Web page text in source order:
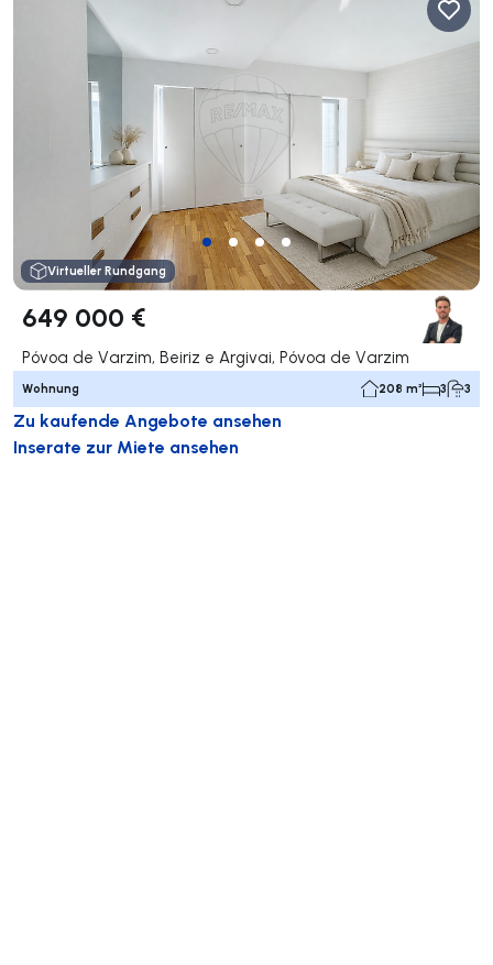
Virtueller Rundgang
649 000 €
Póvoa de Varzim, Beiriz e Argivai, Póvoa de Varzim
Wohnung 208 m² 3 3
Zu kaufende Angebote ansehen
Inserate zur Miete ansehen